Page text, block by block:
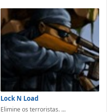
Lock N Load
Elimine os terroristas. ...